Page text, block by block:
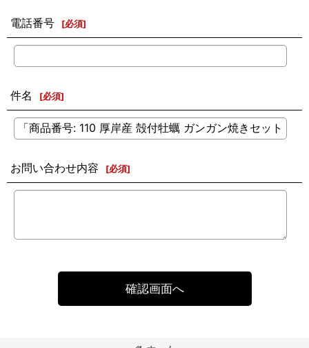
電話番号 [必須]
件名 [必須]
お問い合わせ内容 [必須]
確認画面へ